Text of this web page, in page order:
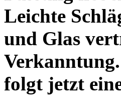
Leichte
und Glas
folgt jetzt